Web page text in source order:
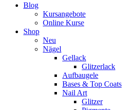
Blog
Kursangebote
Online Kurse
Shop
Neu
Nägel
Gellack
Glitzerlack
Aufbaugele
Bases & Top Coats
Nail Art
Glitzer